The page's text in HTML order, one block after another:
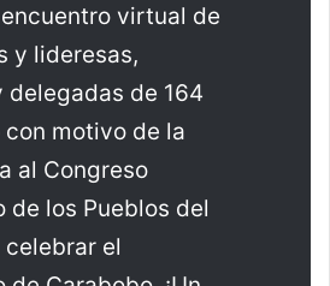
virtual de
y lideresas,
delegadas de 164
con motivo de la
al Congreso
de los Pueblos del
el